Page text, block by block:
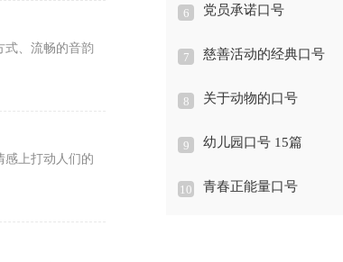
式、流畅的音韵
感上打动人们的
6 党员承诺口号
7 慈善活动的经典口号
8 关于动物的口号
9 幼儿园口号 15篇
10 青春正能量口号